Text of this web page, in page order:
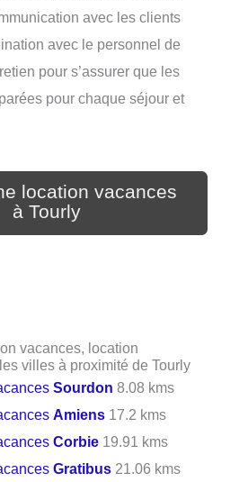
avec les clients
avec le personnel de
pour s’assurer que les
pour chaque séjour et
location vacances
à Tourly
vacances, location
villes à proximité de Tourly
Sourdon 8.08 kms
Amiens 17.2 kms
Corbie 19.91 kms
Gratibus 21.06 kms